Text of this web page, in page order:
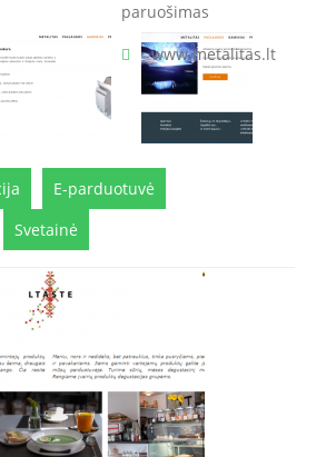
paruošimas
www.metalitas.lt
E-parduotuvė
Svetainė